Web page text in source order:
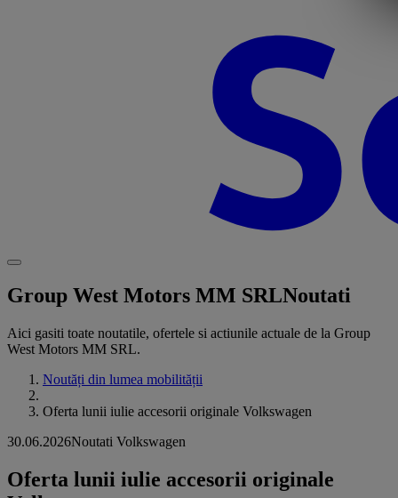
Group West Motors MM SRLNoutati
Aici gasiti toate noutatile, ofertele si actiunile actuale de la Group
West Motors MM SRL.
Noutăți din lumea mobilității
Oferta lunii iulie accesorii originale Volkswagen
30.06.2026Noutati Volkswagen
Oferta lunii iulie accesorii originale